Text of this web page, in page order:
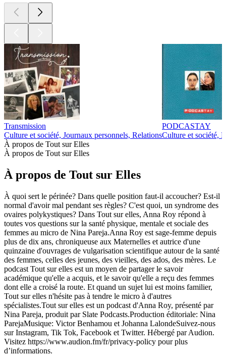
Transmission
Culture et société, Journaux personnels, Relations
PODCASTAY
Culture et société,
À propos de Tout sur Elles
À propos de Tout sur Elles
À propos de Tout sur Elles
À quoi sert le périnée? Dans quelle position faut-il accoucher? Est-il
normal d'avoir mal pendant ses règles? C'est quoi, un syndrome des
ovaires polykystiques? Dans Tout sur elles, Anna Roy répond à
toutes vos questions sur la santé physique, mentale et sociale des
femmes au micro de Nina Pareja.Anna Roy est sage-femme depuis
plus de dix ans, chroniqueuse aux Maternelles et autrice d'une
quinzaine d'ouvrages de vulgarisation scientifique autour de la santé
des femmes, celles des jeunes, des vieilles, des ados, des mères. Le
podcast Tout sur elles est un moyen de partager le savoir
académique qu'elle a acquis, et le savoir qu'elle a reçu des femmes
dont elle a croisé la route. Et quand un sujet lui est moins familier,
Tout sur elles n'hésite pas à tendre le micro à d'autres
spécialistes.Tout sur elles est un podcast d'Anna Roy, présenté par
Nina Pareja, produit par Slate Podcasts.Production éditoriale: Nina
ParejaMusique: Victor Benhamou et Johanna LalondeSuivez-nous
sur Instagram, Tik Tok, Facebook et Twitter. Hébergé par Audion.
Visitez https://www.audion.fm/fr/privacy-policy pour plus
d’informations.